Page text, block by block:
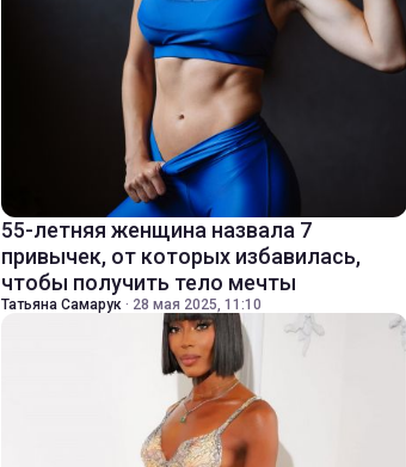
55-летняя женщина назвала 7
привычек, от которых избавилась,
чтобы получить тело мечты
Татьяна Самарук · 28 мая 2025, 11:10